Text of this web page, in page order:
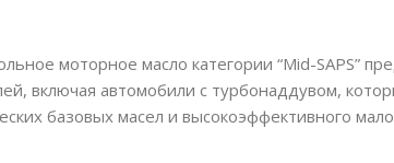
моторное масло категории “Mid-SAPS”
включая автомобили с турбонаддувом,
базовых масел и высокоэффективного